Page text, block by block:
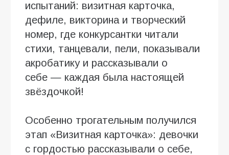
испытаний: визитная карточка,
дефиле, викторина и творческий
номер, где конкурсантки читали
стихи, танцевали, пели, показывали
акробатику и рассказывали о
себе — каждая была настоящей
звёздочкой!
Особенно трогательным получился
этап «Визитная карточка»: девочки
с гордостью рассказывали о себе,